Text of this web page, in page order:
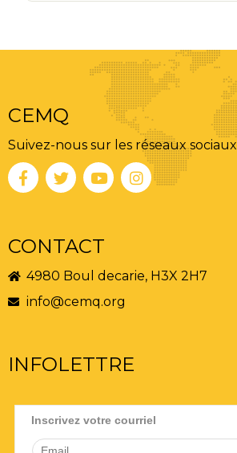
CEMQ
Suivez-nous sur les réseaux sociaux
CONTACT
4980 Boul decarie, H3X 2H7
info@cemq.org
INFOLETTRE